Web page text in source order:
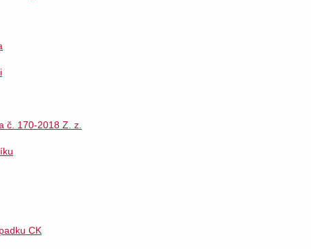
č. 170-2018 Z. z.
CK